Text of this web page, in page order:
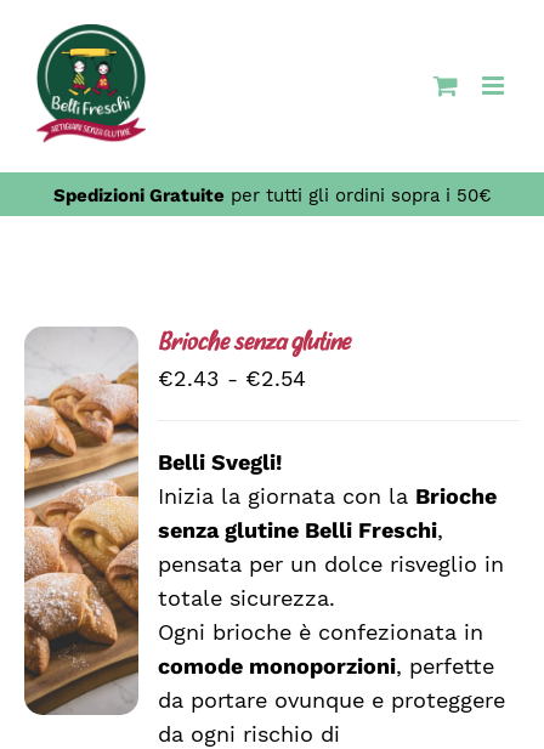
contenuto
Spedizioni Gratuiteper tutti gli ordini sopra i 50€
SCEGLI
QUESTO
PRODOTTO
HA
PIÙ
VARIANTI.
LE
OPZIONI
POSSONO
/
DETTAGLI
Brioche senza glutine
€2.43 - €2.54Fascia
Belli Svegli!
Inizia la giornata con la Brioche
senza glutine Belli Freschi,
pensata per un dolce risveglio in
totale sicurezza.
Ogni brioche è confezionata in
comode monoporzioni, perfette
da portare ovunque e proteggere
da ogni rischio di